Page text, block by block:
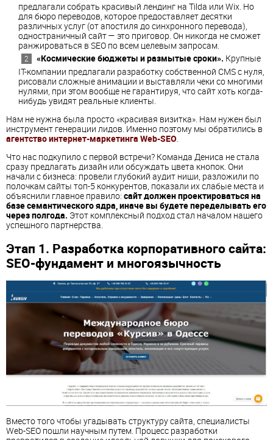
предлагали собрать красивый лендинг на Tilda или Wix. Но
для бюро переводов, которое предоставляет десятки
различных услуг (от апостиля до синхронного перевода),
одностраничный сайт — это приговор. Он никогда не сможет
ранжироваться в SEO по всем целевым запросам.
«Космические бюджеты и размытые сроки». Крупные
IT-компании предлагали разработку собственной CMS с нуля,
рисовали сложные анимации и выставляли чеки со многими
нулями, при этом вообще не гарантируя, что сайт хоть когда-
нибудь увидят реальные клиенты.
Нам не нужна была просто «красивая визитка». Нам нужен был
инструмент генерации лидов. Именно поэтому мы обратились в
агентство интернет-маркетинга Web-SEO.
Что нас подкупило с первой встречи? Команда Дениса не стала
сразу предлагать дизайн или обсуждать цвета кнопок. Они
начали с бизнеса: провели глубокий аудит ниши, разложили по
полочкам сайты топ-5 конкурентов, показали их слабые места и
объяснили главное правило: сайт должен проектироваться на
базе семантического ядра, иначе вы будете переделывать его
через полгода. Этот комплексный подход стал началом нашего
успешного партнерства.
Этап 1. Разработка корпоративного сайта:
SEO-фундамент и многоязычность
Вместо того чтобы угадывать структуру сайта, специалисты
Web-SEO пошли научным путем. Процесс разработки